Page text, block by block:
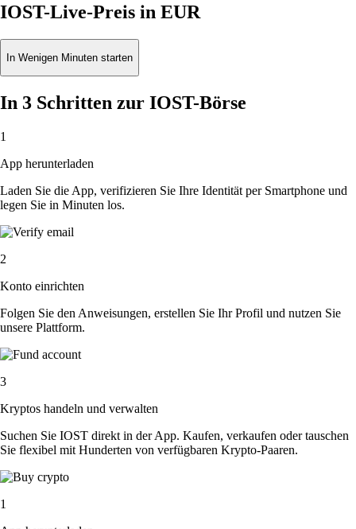
IOST-Live-Preis in EUR
In Wenigen Minuten starten
In 3 Schritten zur IOST-Börse
1
App herunterladen
Laden Sie die App, verifizieren Sie Ihre Identität per Smartphone und
legen Sie in Minuten los.
2
Konto einrichten
Folgen Sie den Anweisungen, erstellen Sie Ihr Profil und nutzen Sie
unsere Plattform.
3
Kryptos handeln und verwalten
Suchen Sie IOST direkt in der App. Kaufen, verkaufen oder tauschen
Sie flexibel mit Hunderten von verfügbaren Krypto-Paaren.
1